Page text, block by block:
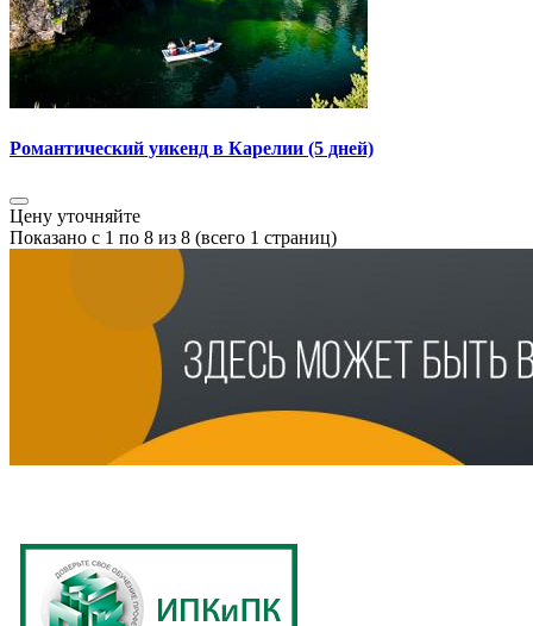
Романтический уикенд в Карелии (5 дней)
Цену уточняйте
Показано с 1 по 8 из 8 (всего 1 страниц)